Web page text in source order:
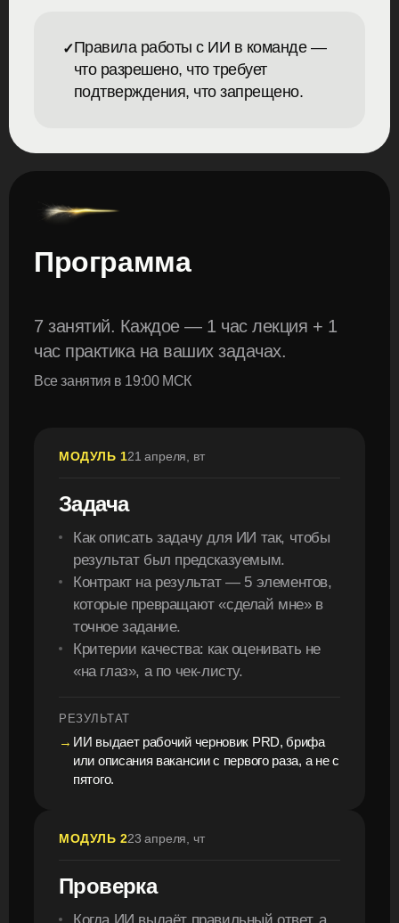
Правила работы с ИИ в команде —
что разрешено, что требует
подтверждения, что запрещено.
Программа
7 занятий. Каждое — 1 час лекция + 1
час практика на ваших задачах.
Все занятия в 19:00 МСК
МОДУЛЬ 121 апреля, вт
Задача
Как описать задачу для ИИ так, чтобы
результат был предсказуемым.
Контракт на результат — 5 элементов,
которые превращают «сделай мне» в
точное задание.
Критерии качества: как оценивать не
«на глаз», а по чек-листу.
РЕЗУЛЬТАТ
ИИ выдает рабочий черновик PRD, брифа
или описания вакансии с первого раза, а не с
пятого.
МОДУЛЬ 223 апреля, чт
Проверка